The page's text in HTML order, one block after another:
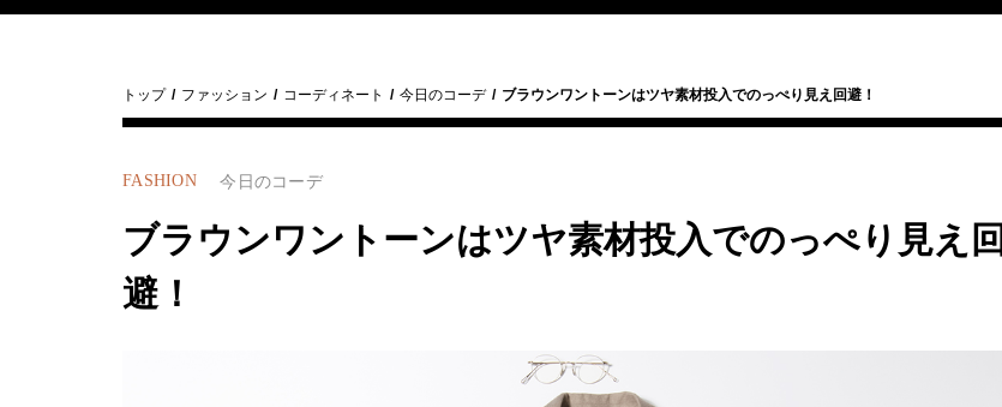
トップ ファッション コーディネート 今日のコーデ ブラウンワントーンはツヤ素材投入でのっぺり見え回避！
FASHION 今日のコーデ
ブラウンワントーンはツヤ素材投入でのっぺり見え回
避！